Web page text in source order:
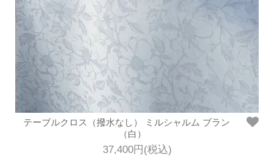
テーブルクロス（撥水なし） ミルシャルム ブラン
（白）
37,400円(税込)